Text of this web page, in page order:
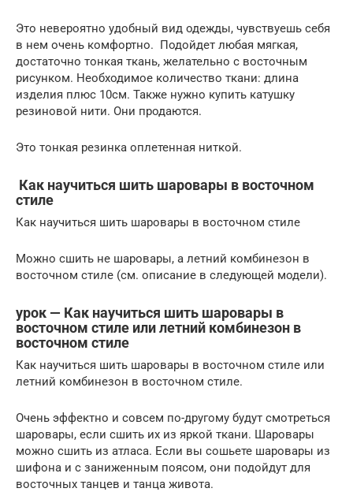
Это невероятно удобный вид одежды, чувствуешь себя
в нем очень комфортно. Подойдет любая мягкая,
достаточно тонкая ткань, желательно с восточным
рисунком. Необходимое количество ткани: длина
изделия плюс 10см. Также нужно купить катушку
резиновой нити. Они продаются.
Это тонкая резинка оплетенная ниткой.
Как научиться шить шаровары в восточном
стиле
Как научиться шить шаровары в восточном стиле
Можно сшить не шаровары, а летний комбинезон в
восточном стиле (см. описание в следующей модели).
урок — Как научиться шить шаровары в
восточном стиле или летний комбинезон в
восточном стиле
Как научиться шить шаровары в восточном стиле или
летний комбинезон в восточном стиле.
Очень эффектно и совсем по-другому будут смотреться
шаровары, если сшить их из яркой ткани. Шаровары
можно сшить из атласа. Если вы сошьете шаровары из
шифона и с заниженным поясом, они подойдут для
восточных танцев и танца живота.